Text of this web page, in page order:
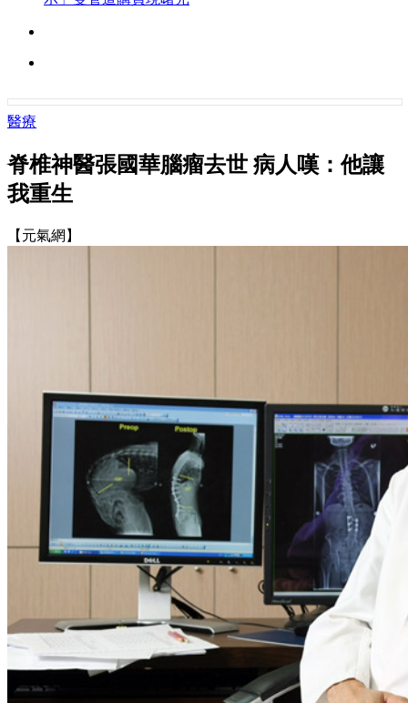
醫療
脊椎神醫張國華腦瘤去世 病人嘆：他讓
我重生
【元氣網】